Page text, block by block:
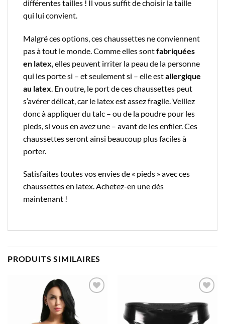
différentes tailles ! Il vous suffit de choisir la taille
qui lui convient.
Malgré ces options, ces chaussettes ne conviennent
pas à tout le monde. Comme elles sontfabriquées
en latex , elles peuvent irriter la peau de la personne
qui les porte si – et seulement si – elle estallergique
au latex . En outre, le port de ces chaussettes peut
s’avérer délicat, car le latex est assez fragile. Veillez
donc à appliquer du talc – ou de la poudre pour les
pieds, si vous en avez une – avant de les enfiler. Ces
chaussettes seront ainsi beaucoup plus faciles à
porter.
Satisfaites toutes vos envies de « pieds » avec ces
chaussettes en latex. Achetez-en une dès
maintenant !
PRODUITS SIMILAIRES
à la liste
d’envies